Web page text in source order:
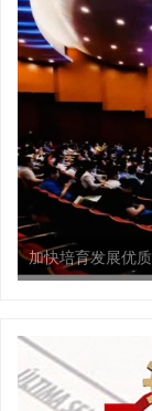
加快培育发展优